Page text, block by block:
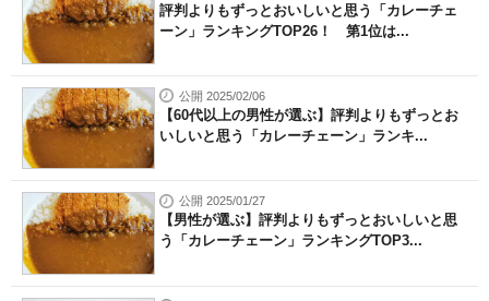
評判よりもずっとおいしいと思う「カレーチェ
ーン」ランキングTOP26！ 第1位は...
公開 2025/02/06
【60代以上の男性が選ぶ】評判よりもずっとお
いしいと思う「カレーチェーン」ランキ...
公開 2025/01/27
【男性が選ぶ】評判よりもずっとおいしいと思
う「カレーチェーン」ランキングTOP3...